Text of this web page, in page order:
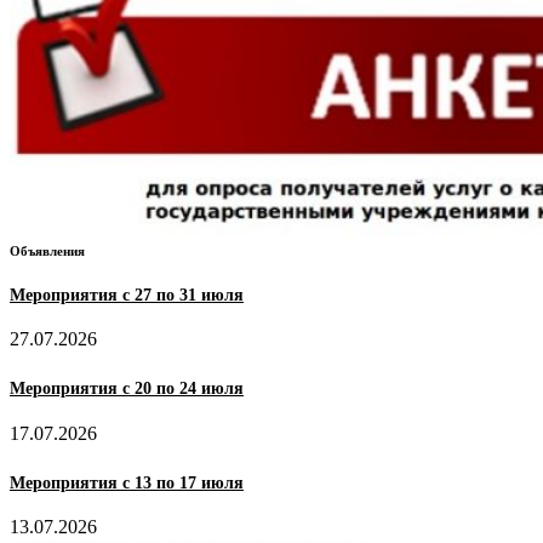
Объявления
Мероприятия с 27 по 31 июля
27.07.2026
Мероприятия с 20 по 24 июля
17.07.2026
Мероприятия с 13 по 17 июля
13.07.2026